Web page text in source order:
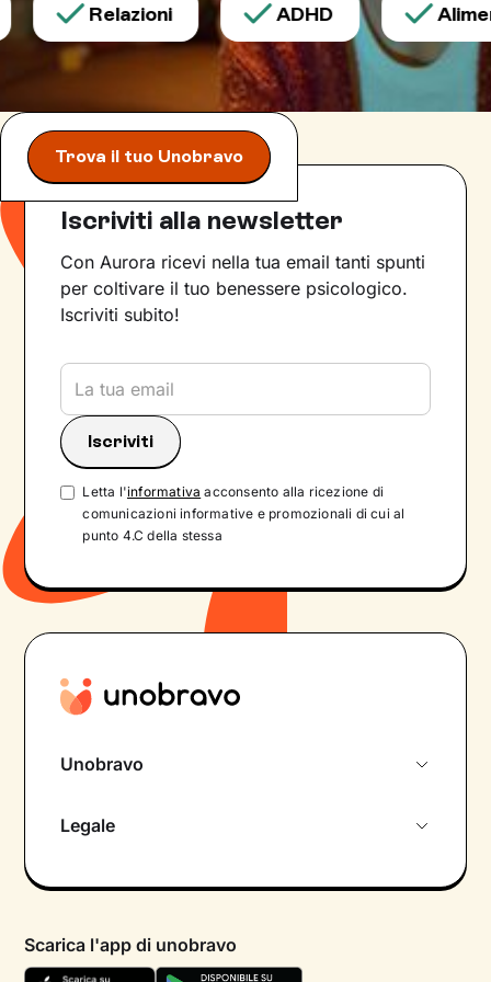
Relazioni ADHD
Trova il tuo Unobravo
Iscriviti alla newsletter
Con Aurora ricevi nella tua email tanti spunti
per coltivare il tuo benessere psicologico.
Iscriviti subito!
Letta l'informativa acconsento alla ricezione di
comunicazioni informative e promozionali di cui al
punto 4.C della stessa
Unobravo
Psicologo in chat
Aiuto urgente
Legale
Termini e condizioni
Scarica l'app di unobravo